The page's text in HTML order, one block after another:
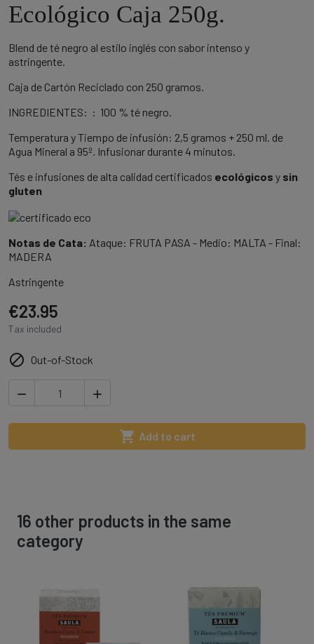
Ecológico Caja 250g.
Blend de té negro al estilo inglés con sabor intenso y
astringente.
Caja de Cartón Reciclado con 250 gramos.
INGREDIENTES: : 100 % té negro.
Temperatura y Tiempo de infusión: 2,5 gramos + 250 ml. de
Agua Mineral a 95º. Infusionar durante 4 minutos.
Tés e infusiones de alta calidad certificados ecológicos y sin
gluten
Notas de Cata: Ataque: FRUTA PASA - Medio: MALTA - Final:
MADERA
Astringente
€23.95
Tax included
 Out-of-Stock
 
 Add to cart
16 other products in the same
category